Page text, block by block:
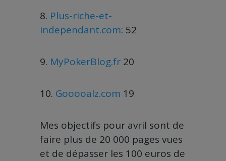
8. Plus-riche-et-
independant.com: 52
9. MyPokerBlog.fr 20
10. Gooooalz.com 19
Mes objectifs pour avril sont de
faire plus de 20 000 pages vues
et de dépasser les 100 euros de